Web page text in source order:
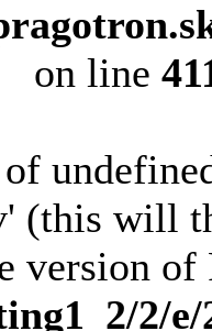
on line
(this will
version of
2/e/